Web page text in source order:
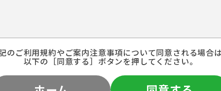
のご利用規約やご案内注意事項について同意される場合
以下の［同意する］ボタンを押してください。